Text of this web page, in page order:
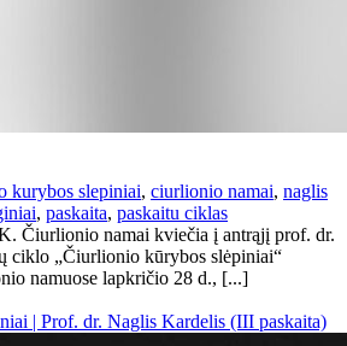
kurybos slepiniai, ciurlionio namai, naglis
, paskaita, paskaitu ciklas
Čiurlionio namai kviečia į antrąjį prof. dr.
ciklo „Čiurlionio kūrybos slėpiniai“
namuose lapkričio 28 d., [...]
| Prof. dr. Naglis Kardelis (III paskaita)